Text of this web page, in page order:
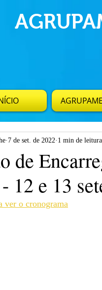
de
12 e 13
7 de set. de 2022 1 min de leitura
ver o cronograma